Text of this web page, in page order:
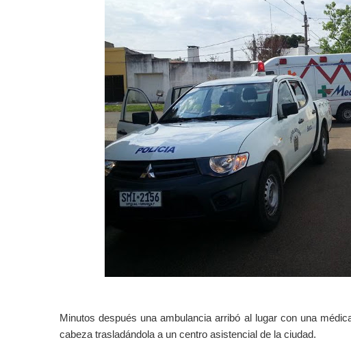
Minutos después una ambulancia arribó al lugar con una
cabeza trasladándola a un centro asistencial de la ciudad.